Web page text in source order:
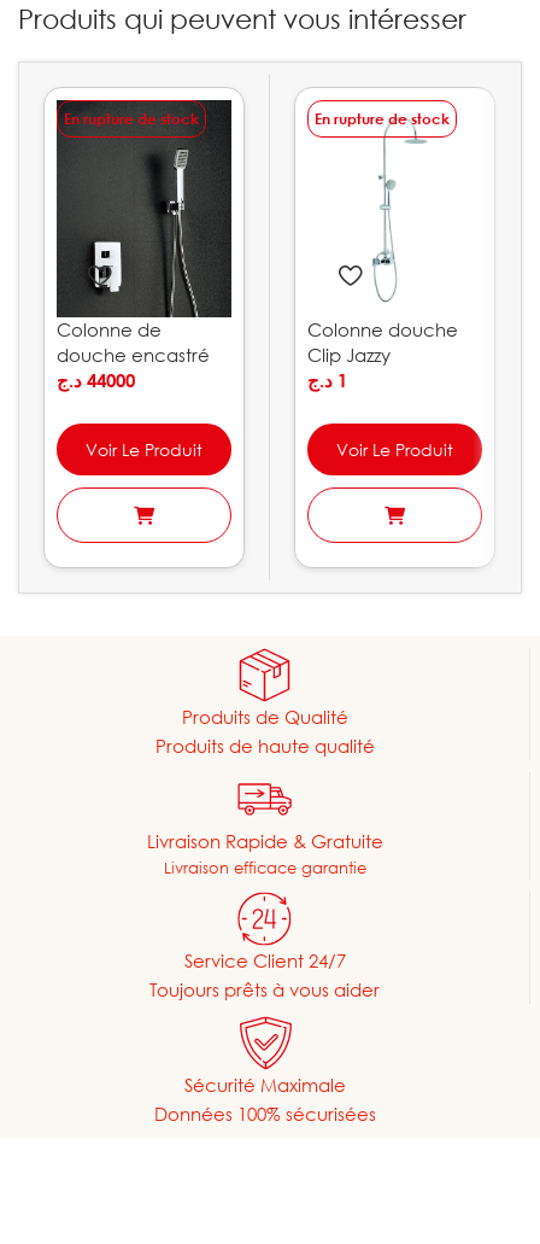
Produits qui peuvent vous intéresser
En rupture de stock
Colonne de
douche encastré
Dublin IMEX
44000 د.ج
Voir Le Produit
En rupture de stock
Colonne douche
Clip Jazzy
1 د.ج
Voir Le Produit
Produits de Qualité
Produits de haute qualité
Livraison Rapide & Gratuite
Livraison efficace garantie
Service Client 24/7
Toujours prêts à vous aider
Sécurité Maximale
Données 100% sécurisées